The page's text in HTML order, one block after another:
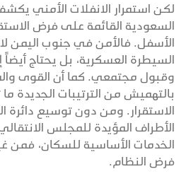
لكن استمرار الانفلات الأمني
السعودية القائمة على فرض
الأسفل. فالأمن في جنوب اليمن
السيطرة العسكرية، بل يحتاج
وقبول مجتمعي. كما أن القوى
بالتهميش من الترتيبات الجديدة
الاستقرار. ومن دون توسيع دائرة
الأطراف المؤيدة للمجلس
الخدمات الأساسية للسكان، فمن
فرض النظام.